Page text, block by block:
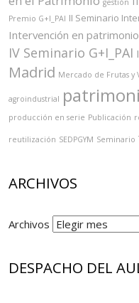
gestión
Premio G+I_PAI II Seminario
Intervención en
IV Seminario G+I_PAI
Madrid Mercado de Frutas y
agroindustrial
producción en serie Publicación
reutilización SEDPGYM Seminario
ARCHIVOS
Archivos
DESPACHO DEL